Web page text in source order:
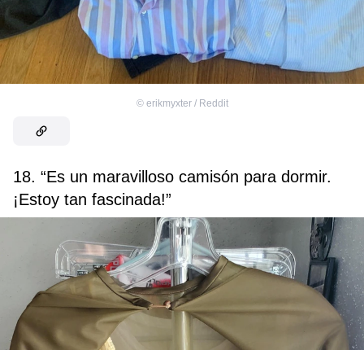
© erikmyxter / Reddit
18. “Es un maravilloso camisón para dormir.
¡Estoy tan fascinada!”